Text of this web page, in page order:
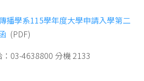
播學系115學年度大學申請入學第二
(PDF)
03-4638800 分機 2133